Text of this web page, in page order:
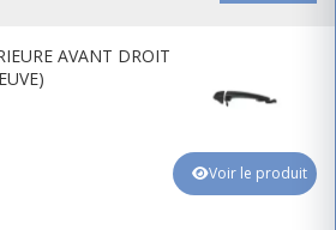
AVANT DROIT
Voir le produit